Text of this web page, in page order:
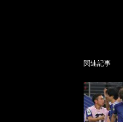
関連記事